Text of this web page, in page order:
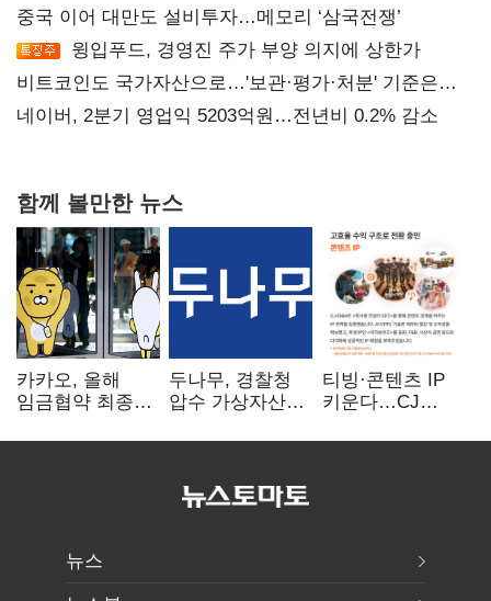
중국 이어 대만도 설비투자…메모리 ‘삼국전쟁’
윙입푸드, 경영진 주가 부양 의지에 상한가
비트코인도 국가자산으로…'보관·평가·처분' 기준은
숙제
네이버, 2분기 영업익 5203억원…전년비 0.2% 감소
함께 볼만한 뉴스
카카오, 올해
임금협약 최종
인상·격려금
두나무, 경찰청
압수 가상자산
커스터디 사업
티빙·콘텐츠 IP
키운다…CJ
글로벌 확장 가속
뉴스